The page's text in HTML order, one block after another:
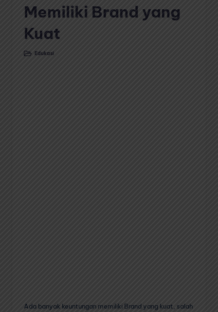
Memiliki Brand yang
Kuat
PostedEdukasi
Ada banyak keuntungan memiliki Brand yang kuat, salah